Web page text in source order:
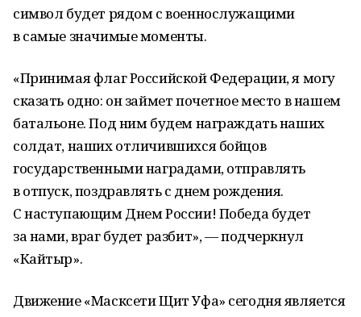
символ будет рядом с военнослужащими
в самые значимые моменты.
«Принимая флаг Российской Федерации, я могу
сказать одно: он займет почетное место в нашем
батальоне. Под ним будем награждать наших
солдат, наших отличившихся бойцов
государственными наградами, отправлять
в отпуск, поздравлять с днем рождения.
С наступающим Днем России! Победа будет
за нами, враг будет разбит», — подчеркнул
«Кайтыр».
Движение «Масксети Щит Уфа» сегодня является